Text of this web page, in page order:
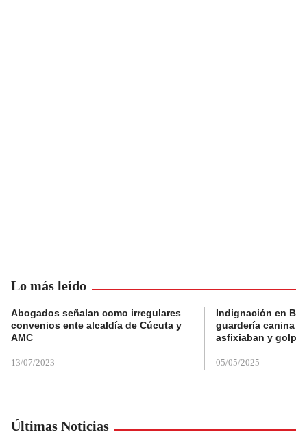
Lo más leído
Abogados señalan como irregulares
convenios ente alcaldía de Cúcuta y
AMC
13/07/2023
Indignación en
guardería canina
asfixiaban y
05/05/2025
Últimas Noticias